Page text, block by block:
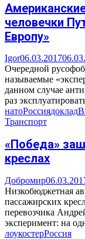
человечки
Европу»
Igor06.03.2017
Очередной
называемые
данном случае
раз
натоРоссиядоклад
Транспорт
«Победа»
креслах
Добромир
Низкобюджетная
пассажирских
перевозчика
эксперимент: на
лоукостерРоссия